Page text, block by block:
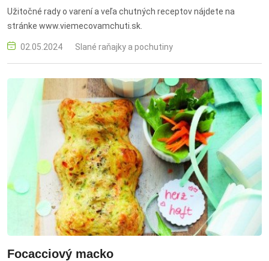
Užitočné rady o varení a veľa chutných receptov nájdete na
stránke www.viemecovamchuti.sk.
02.05.2024 Slané raňajky a pochutiny
Focacciový macko